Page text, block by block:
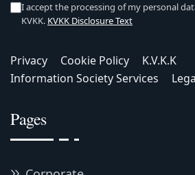
I accept the processing of my personal
KVKK. KVKK Disclosure Text
Privacy Cookie Policy
K.V.K.K
Information Society Services
Pages